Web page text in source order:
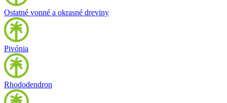
Ostatné vonné a okrasné dreviny
Pivónia
Rhododendron